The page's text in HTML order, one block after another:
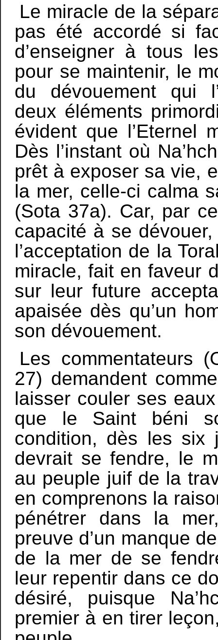
Le miracle de la
pas été accordé si
d’enseigner à tous
pour se maintenir, le
du dévouement qui
deux éléments
évident que l’Eternel
Dès l’instant où
prêt à exposer sa vie,
la mer, celle-ci calma
(Sota 37a). Car, par
capacité à se
l’acceptation de la
miracle, fait en faveur
sur leur future
apaisée dès qu’un
son dévouement.
Les commentateurs
27) demandent
laisser couler ses
que le Saint béni
condition, dès les six
devrait se fendre, le
au peuple juif de la
en comprenons la
pénétrer dans la
preuve d’un manque
de la mer de se
leur repentir dans ce
désiré, puisque
premier à en tirer